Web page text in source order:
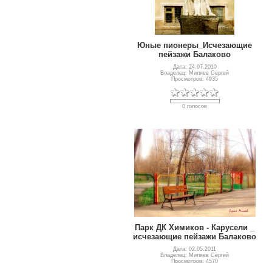
Юные пионеры_Исчезающие
пейзажи Балаково
Дата: 24.07.2010
Владелец: Миляев Сергей
Просмотров: 4935
0 голосов
Парк ДК Химиков - Карусели _
исчезающие пейзажи Балаково
Дата: 02.05.2011
Владелец: Миляев Сергей
Просмотров: 4570